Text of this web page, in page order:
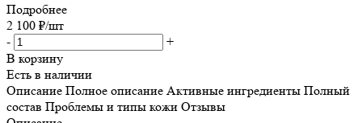
Подробнее
2 100 ₽/шт
-
+
В корзину
Есть в наличии
Описание Полное описание Активные ингредиенты Полный
состав Проблемы и типы кожи Отзывы